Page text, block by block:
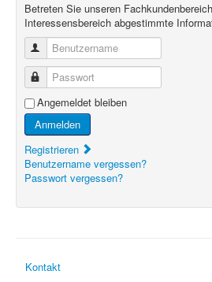
Betreten Sie unseren
Interessensbereich abgestimmte
Benutzername
Passwort
Angemeldet bleiben
Anmelden
Registrieren
Benutzername vergessen?
Passwort vergessen?
Kontakt